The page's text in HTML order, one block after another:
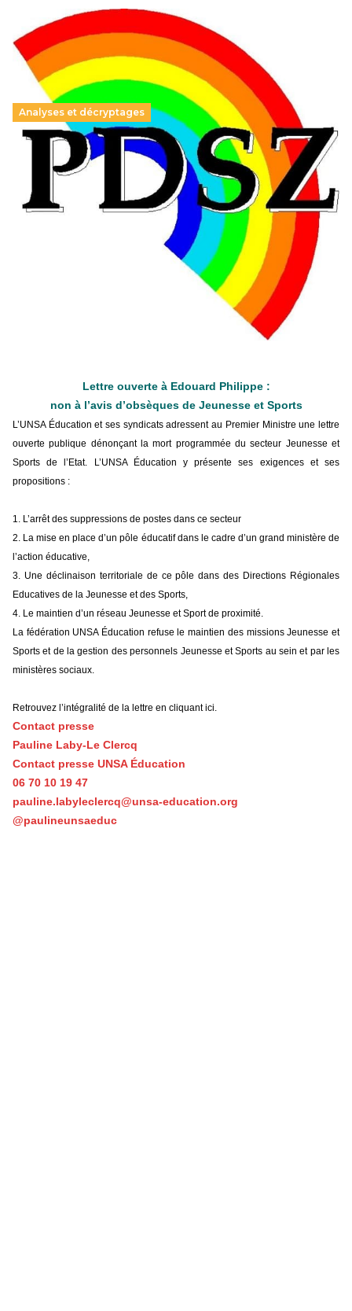
Analyses et décryptages
Hongrie : du changement pour les politiques
éducatives, aussi !
25 juin 2026
En Hongrie, le conservateur Peter Magyar et son parti
Tisza "Respect et liberté" ont remporté une large victoire,
contre le premier ministre sortant, Viktor Orban,…
Lettre ouverte à Edouard Philippe :
non à l’avis d’obsèques de Jeunesse et Sports
L’UNSA Éducation et ses syndicats adressent au Premier Ministre une lettre
ouverte publique dénonçant la mort programmée du secteur Jeunesse et
Sports de l’Etat. L’UNSA Éducation y présente ses exigences et ses
propositions :
1. L’arrêt des suppressions de postes dans ce secteur
2. La mise en place d’un pôle éducatif dans le cadre d’un grand ministère de
l’action éducative,
3. Une déclinaison territoriale de ce pôle dans des Directions Régionales
Educatives de la Jeunesse et des Sports,
4. Le maintien d’un réseau Jeunesse et Sport de proximité.
La fédération UNSA Éducation refuse le maintien des missions Jeunesse et
Sports et de la gestion des personnels Jeunesse et Sports au sein et par les
ministères sociaux.
Retrouvez l’intégralité de la lettre en cliquant ici.
Contact presse
Pauline Laby-Le Clercq
Contact presse UNSA Éducation
06 70 10 19 47
pauline.labyleclercq@unsa-education.org
@paulineunsaeduc